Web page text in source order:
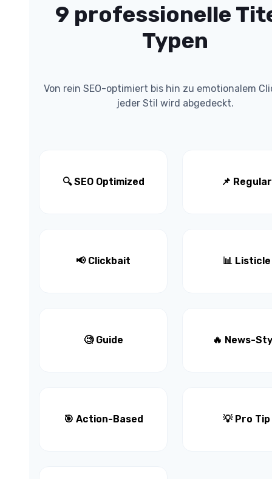
9 professionelle
Typen
Von rein SEO-optimiert bis hin zu emotionalem
jeder Stil wird abgedeckt.
🔍 SEO Optimized 📌 Regular
📢 Clickbait 📊 Listicle
🧐 Guide 🔥 News-
🎯 Action-Based 💡 Pro Tip